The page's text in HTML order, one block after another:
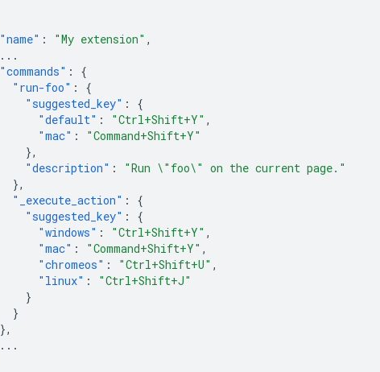
"name" : "My extension" ,
...
"commands" :
{
"run-foo" :
{
"suggested_key" :
{
"default" : "Ctrl+Shift+Y" ,
"mac" :
"Command+Shift+Y"
},
"description" :
"Run \"foo\" on the current page."
},
"_execute_action" :
{
"suggested_key" :
{
"windows" : "Ctrl+Shift+Y" ,
"mac" : "Command+Shift+Y" ,
"chromeos" : "Ctrl+Shift+U" ,
"linux" :
"Ctrl+Shift+J"
}
}
},
...